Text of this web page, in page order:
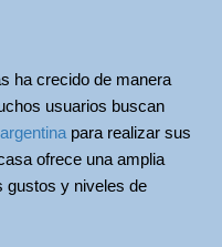
t
i
o
n
ha crecido de manera
usuarios buscan
para realizar sus
ofrece una amplia
gustos y niveles de